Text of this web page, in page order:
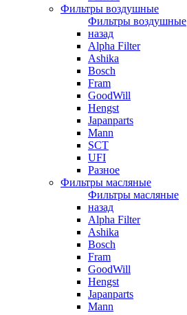
Фильтры воздушные
Фильтры воздушные
назад
Alpha Filter
Ashika
Bosch
Fram
GoodWill
Hengst
Japanparts
Mann
SCT
UFI
Разное
Фильтры масляные
Фильтры масляные
назад
Alpha Filter
Ashika
Bosch
Fram
GoodWill
Hengst
Japanparts
Mann